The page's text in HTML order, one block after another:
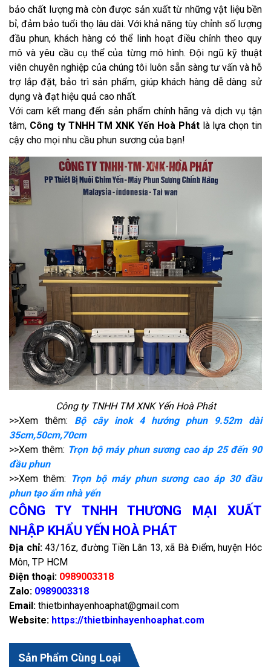
bảo chất lượng mà còn được sản xuất từ những vật liệu bền
bỉ, đảm bảo tuổi thọ lâu dài. Với khả năng tùy chỉnh số lượng
đầu phun, khách hàng có thể linh hoạt điều chỉnh theo quy
mô và yêu cầu cụ thể của từng mô hình. Đội ngũ kỹ thuật
viên chuyên nghiệp của chúng tôi luôn sẵn sàng tư vấn và hỗ
trợ lắp đặt, bảo trì sản phẩm, giúp khách hàng dễ dàng sử
dụng và đạt hiệu quả cao nhất.
Với cam kết mang đến sản phẩm chính hãng và dịch vụ tận
tâm, Công ty TNHH TM XNK Yến Hoà Phátlà lựa chọn tin
cậy cho mọi nhu cầu phun sương của bạn!
Công ty TNHH TM XNK Yến Hoà Phát
>>Xem thêm: Bộ cây inok 4 hướng phun 9.52m dài
35cm,50cm,70cm
>>Xem thêm: Trọn bộ máy phun sương cao áp 25 đến 90
đầu phun
>>Xem thêm: Trọn bộ máy phun sương cao áp 30 đầu
phun tạo ẩm nhà yến
CÔNG TY TNHH THƯƠNG MẠI XUẤT
NHẬP KHẨU YẾN HOÀ PHÁT
Địa chỉ:43/16z, đường Tiền Lân 13, xã Bà Điểm, huyện Hóc
Môn, TP HCM
Điện thoại: 0989003318
Zalo: 0989003318
Email: thietbinhayenhoaphat@gmail.com
Website: https://thietbinhayenhoaphat.com
Sản Phẩm Cùng Loại